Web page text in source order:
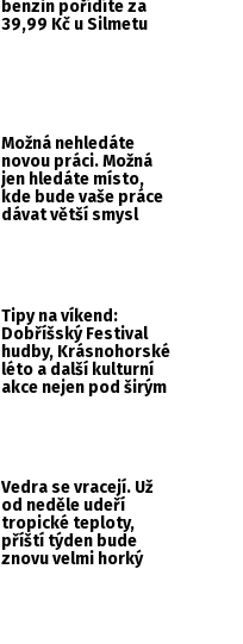
benzin pořídíte za
39,99 Kč u Silmetu
Možná nehledáte
novou práci. Možná
jen hledáte místo,
kde bude vaše práce
dávat větší smysl
Tipy na víkend:
Dobříšský Festival
hudby, Krásnohorské
léto a další kulturní
akce nejen pod širým
Vedra se vracejí. Už
od neděle udeří
tropické teploty,
příští týden bude
znovu velmi horký